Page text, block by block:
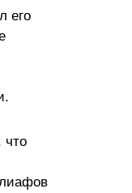
его
что